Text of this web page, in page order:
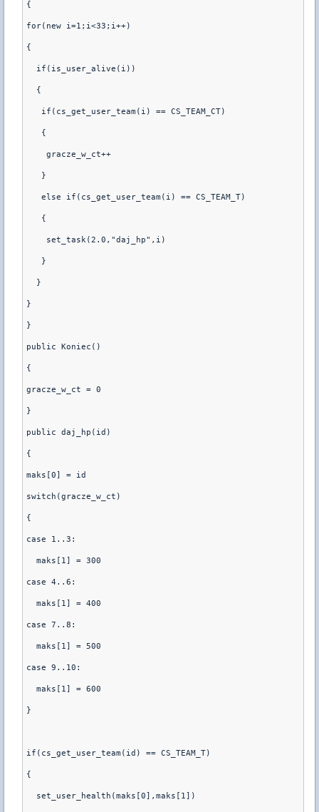
{
for(new i=1;i<33;i++)
{
  if(is_user_alive(i))
  {
   if(cs_get_user_team(i) == CS_TEAM_CT)
   {
    gracze_w_ct++
   }
   else if(cs_get_user_team(i) == CS_TEAM_T)
   {
    set_task(2.0,"daj_hp",i)
   }
  }
}
}
public Koniec()
{
gracze_w_ct = 0
}
public daj_hp(id)
{
maks[0] = id
switch(gracze_w_ct)
{
case 1..3:
  maks[1] = 300
case 4..6:
  maks[1] = 400
case 7..8:
  maks[1] = 500
case 9..10:
  maks[1] = 600
}
if(cs_get_user_team(id) == CS_TEAM_T)
{
  set_user_health(maks[0],maks[1])